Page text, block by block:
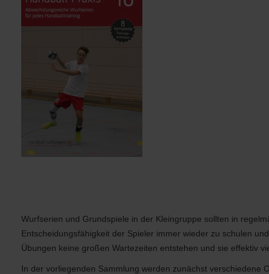
Wurfserien und Grundspiele in der Kleingruppe sollten in
Entscheidungsfähigkeit der Spieler immer wieder zu schulen
Übungen keine großen Wartezeiten entstehen und sie effektiv
In der vorliegenden Sammlung werden zunächst verschiedene